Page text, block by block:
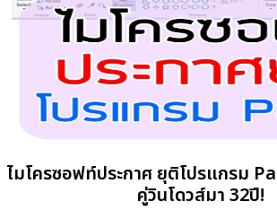
ไมโครซอฟท์ประกาศ ยุติโปรแกรม
คู่วินโดวส์มา 32ปี!